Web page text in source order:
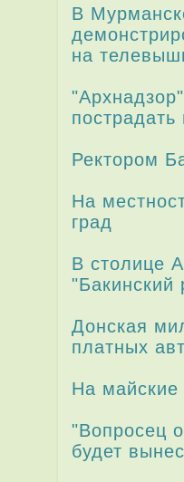
В
на
Ректором
На
град
В столице
"Бакинский
Донская
платных
На майские
"Вопросец
будет